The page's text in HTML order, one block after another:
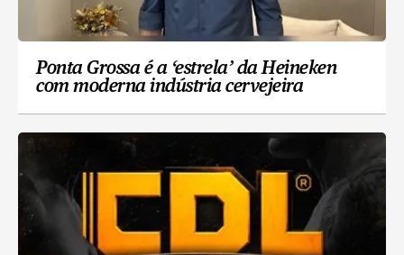
Ponta Grossa é a ‘estrela’ da Heineken
com moderna indústria cervejeira